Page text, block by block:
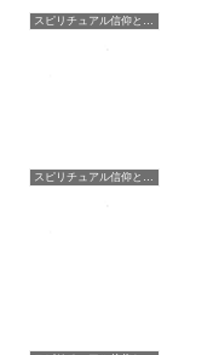
スピリチュアル信仰と霊的探究
スピリチュアル信仰と霊的探究